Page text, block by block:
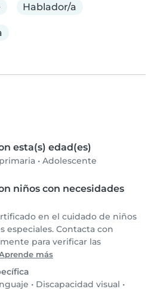
Hablador/a
esta(s) edad(es)
• Adolescente
niños con necesidades
en el cuidado de niños
especiales. Contacta con
para verificar las
más
• Discapacidad visual •